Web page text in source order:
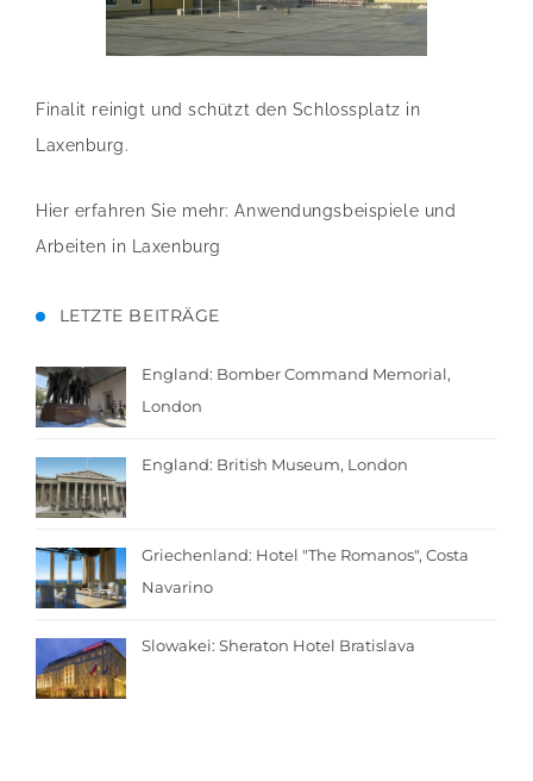
Finalit reinigt und schützt den Schlossplatz in
Laxenburg.
Hier erfahren Sie mehr:Anwendungsbeispiele und
Arbeiten in Laxenburg
LETZTE BEITRÄGE
England: Bomber Command Memorial,
London
England: British Museum, London
Griechenland: Hotel "The Romanos", Costa
Navarino
Slowakei: Sheraton Hotel Bratislava